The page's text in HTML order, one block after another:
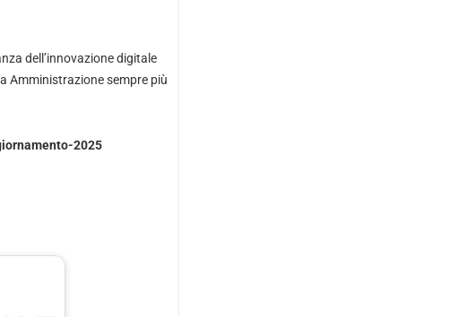
dell’innovazione digitale
Amministrazione sempre più
2025